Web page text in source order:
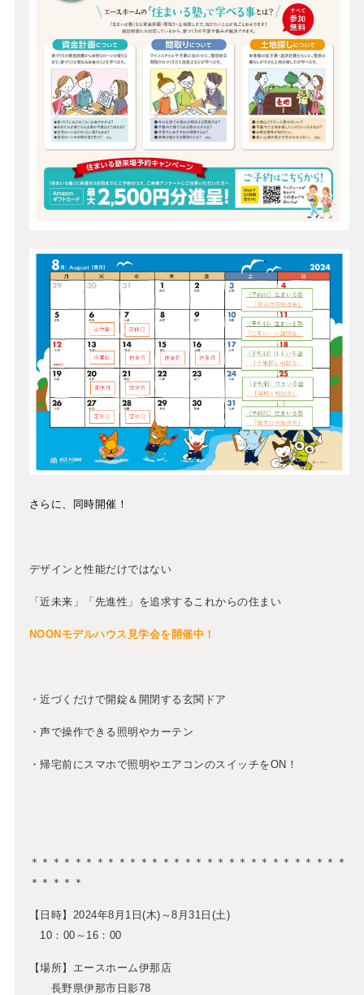
さらに、同時開催！
デザインと性能だけではない
「近未来」「先進性」を追求するこれからの住まい
NOONモデルハウス見学会を開催中！
・近づくだけで開錠＆開閉する玄関ドア
・声で操作できる照明やカーテン
・帰宅前にスマホで照明やエアコンのスイッチをON！
＊＊＊＊＊＊＊＊＊＊＊＊＊＊＊＊＊＊＊＊＊＊＊＊＊＊＊＊＊
＊＊＊＊＊
【日時】2024年8月1日(木)～8月31日(土)
10：00～16：00
【場所】エースホーム伊那店
長野県伊那市日影78